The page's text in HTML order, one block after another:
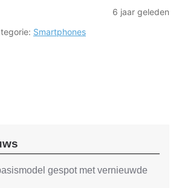
6 jaar geleden
Smartphones
gespot met vernieuwde